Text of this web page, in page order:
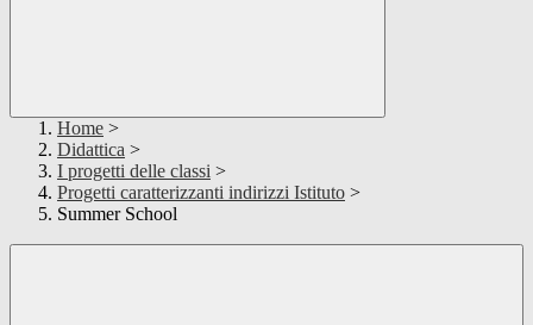
Home >
Didattica >
I progetti delle classi >
Progetti caratterizzanti indirizzi Istituto >
Summer School